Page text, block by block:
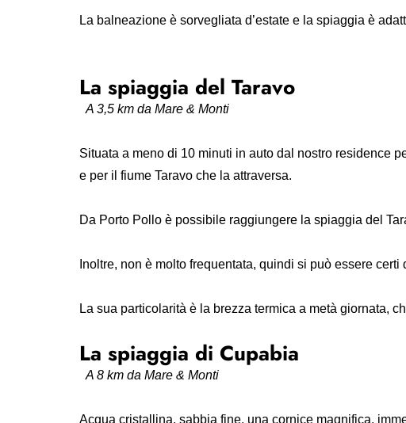
La balneazione è sorvegliata d’estate e la spiaggia è
La spiaggia del Taravo
A 3,5 km da Mare & Monti
Situata a meno di 10 minuti in auto dal nostro residence
e per il fiume Taravo che la attraversa.
Da Porto Pollo è possibile raggiungere la spiaggia del
Inoltre, non è molto frequentata, quindi si può essere
La sua particolarità è la brezza termica a metà giornata,
La spiaggia di Cupabia
A 8 km da Mare & Monti
Acqua cristallina, sabbia fine, una cornice magnifica,